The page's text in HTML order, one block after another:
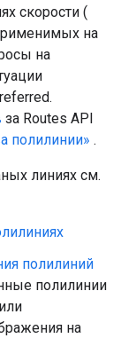
скорости (
на
на
за Routes API
полилинии» .
линиях см.
полилиний
полилинии
на